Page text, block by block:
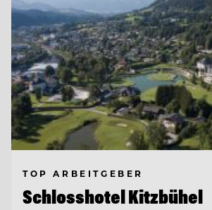
TOP ARBEITGEBER
Schlosshotel Kitzbühel